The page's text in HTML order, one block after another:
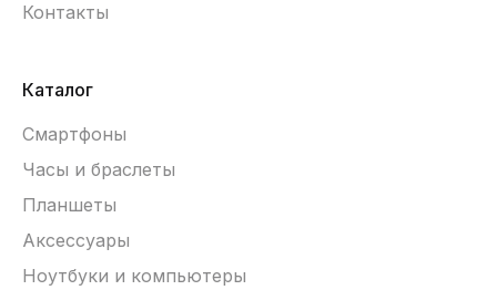
Контакты
Каталог
Смартфоны
Часы и браслеты
Планшеты
Аксессуары
Ноутбуки и компьютеры